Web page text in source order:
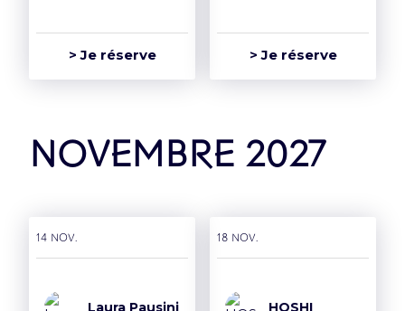
> Je réserve > Je réserve
novembre 2027
14 nov.
Laura Pausini
18 nov.
HOSHI